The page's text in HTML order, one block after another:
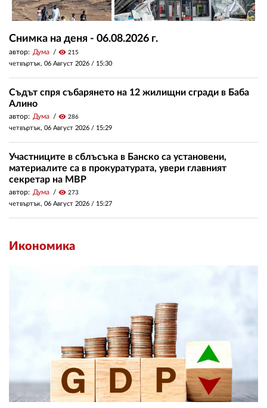
Снимка на деня - 06.08.2026 г.
автор: Дума visibility 215
четвъртък, 06 Август 2026 / 15:30
Съдът спря събарянето на 12 жилищни сгради в Баба
Алино
автор: Дума visibility 286
четвъртък, 06 Август 2026 / 15:29
Участниците в сблъсъка в Банско са установени,
материалите са в прокуратурата, увери главният
секретар на МВР
автор: Дума visibility 273
четвъртък, 06 Август 2026 / 15:27
Икономика